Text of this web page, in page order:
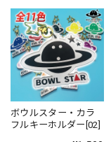
ボウルスター・カラ
フルキーホルダー[02]